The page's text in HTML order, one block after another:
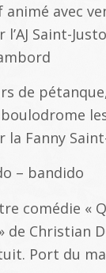
avec
l’AJ Saint-
de
la Fanny
– bandido
comédie «
de Christian
Port du